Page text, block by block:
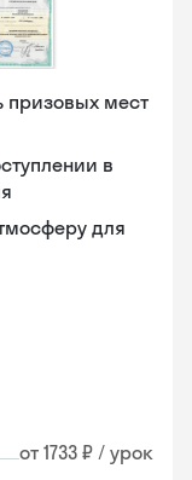
призовых мест
в
для
от 1733 ₽ / урок